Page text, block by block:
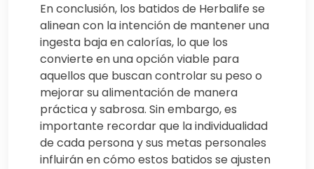
En conclusión, los batidos de Herbalife se
alinean con la intención de mantener una
ingesta baja en calorías, lo que los
convierte en una opción viable para
aquellos que buscan controlar su peso o
mejorar su alimentación de manera
práctica y sabrosa. Sin embargo, es
importante recordar que la individualidad
de cada persona y sus metas personales
influirán en cómo estos batidos se ajusten